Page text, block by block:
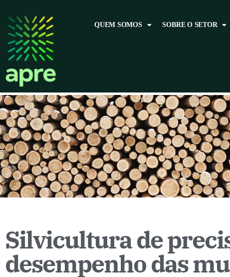
QUEM SOMOS SOBRE O SETOR
Silvicultura de
desempenho das